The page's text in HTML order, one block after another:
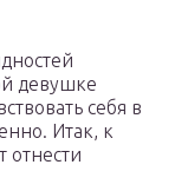
девушке
себя в
Итак, к
отнести